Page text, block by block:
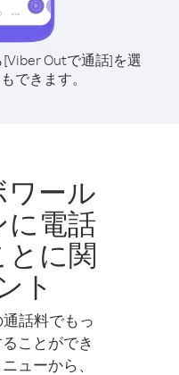
Outで通話]を選
できます。
ワール
電話
とに関
ト
話料でもっ
ことができ
ューから、